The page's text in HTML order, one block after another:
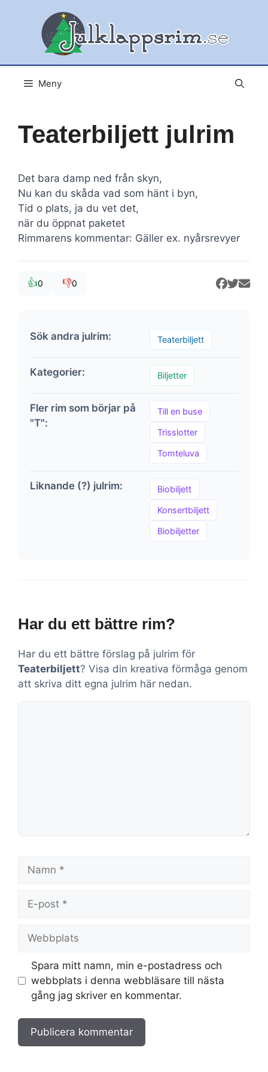
Meny
Teaterbiljett julrim
Det bara damp ned från skyn,
Nu kan du skåda vad som hänt i byn,
Tid o plats, ja du vet det,
när du öppnat paketet
Rimmarens kommentar: Gäller ex. nyårsrevyer
👍0 👎0
Sök andra julrim: Teaterbiljett
Kategorier: Biljetter
Fler rim som börjar på
"T":
Till en buse
Trisslotter
Tomteluva
Liknande (?) julrim: Biobiljett
Konsertbiljett
Biobiljetter
Har du ett bättre rim?
Har du ett bättre förslag på julrim för
Teaterbiljett? Visa din kreativa förmåga genom
att skriva ditt egna julrim här nedan.
Kommentar
post
Spara mitt namn, min e-postadress och
webbplats i denna webbläsare till nästa
gång jag skriver en kommentar.